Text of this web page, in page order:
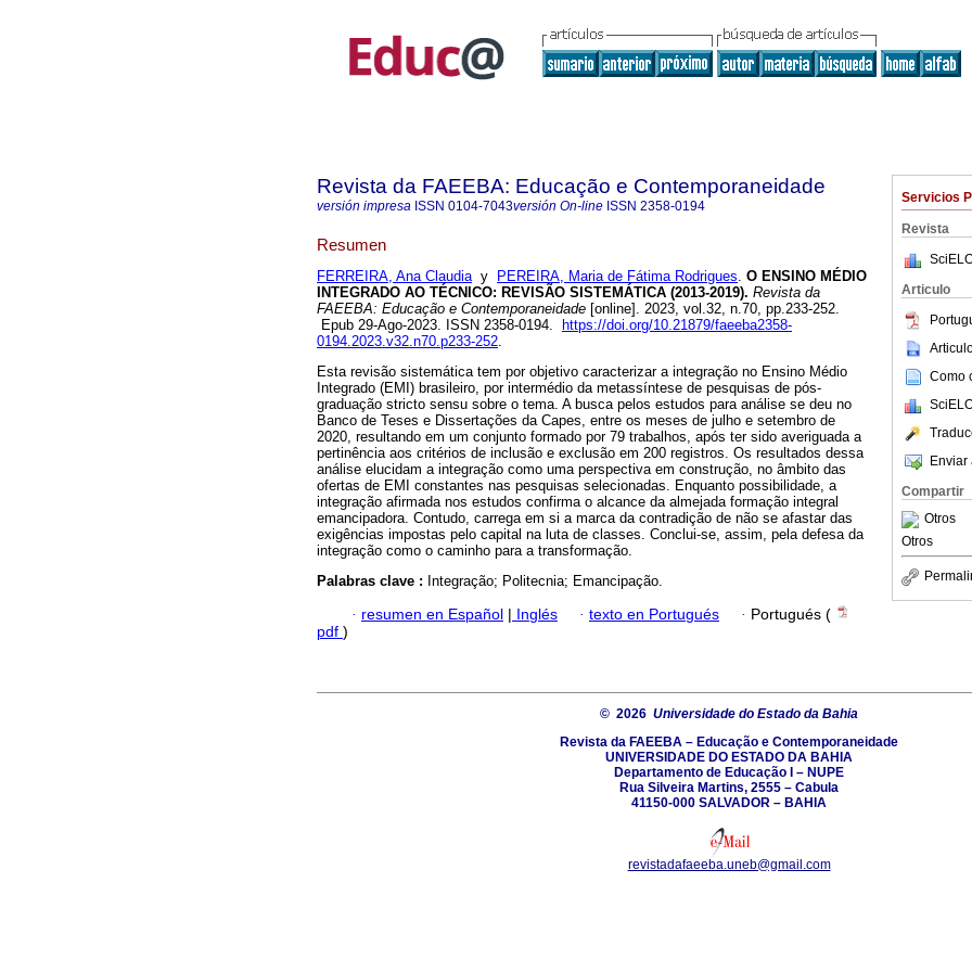
Servicios
Revista
Articulo
Como
Enviar
Compartir
Otros
Otros
Revista da FAEEBA: Educação e Contemporaneidade
versión impresa ISSN 0104-7043versión On-line ISSN 2358-0194
Resumen
FERREIRA, Ana Claudiay PEREIRA, Maria de Fátima Rodrigues. O ENSINO MÉDIO
INTEGRADO AO TÉCNICO: REVISÃO SISTEMÁTICA (2013-2019). Revista da
FAEEBA: Educação e Contemporaneidade [online]. 2023, vol.32, n.70, pp.233-252.
Epub 29-Ago-2023. ISSN 2358-0194.
https://doi.org/10.21879/faeeba2358-
0194.2023.v32.n70.p233-252.
Esta revisão sistemática tem por objetivo caracterizar a integração no Ensino Médio
Integrado (EMI) brasileiro, por intermédio da metassíntese de pesquisas de pós-
graduação stricto sensu sobre o tema. A busca pelos estudos para análise se deu no
Banco de Teses e Dissertações da Capes, entre os meses de julho e setembro de
2020, resultando em um conjunto formado por 79 trabalhos, após ter sido averiguada a
pertinência aos critérios de inclusão e exclusão em 200 registros. Os resultados dessa
análise elucidam a integração como uma perspectiva em construção, no âmbito das
ofertas de EMI constantes nas pesquisas selecionadas. Enquanto possibilidade, a
integração afirmada nos estudos confirma o alcance da almejada formação integral
emancipadora. Contudo, carrega em si a marca da contradição de não se afastar das
exigências impostas pelo capital na luta de classes. Conclui-se, assim, pela defesa da
integração como o caminho para a transformação.
Palabras clave : Integração; Politecnia; Emancipação.
· resumen en Español | Inglés · texto en Portugués · Portugués (
pdf )
© 2026 Universidade do Estado da Bahia
Revista da FAEEBA – Educação e Contemporaneidade
UNIVERSIDADE DO ESTADO DA BAHIA
Departamento de Educação I – NUPE
Rua Silveira Martins, 2555 – Cabula
41150-000 SALVADOR – BAHIA
revistadafaeeba.uneb@gmail.com